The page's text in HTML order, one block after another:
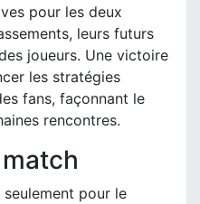
pour les deux
leurs futurs
joueurs. Une victoire
les stratégies
fans, façonnant le
rencontres.
pour le